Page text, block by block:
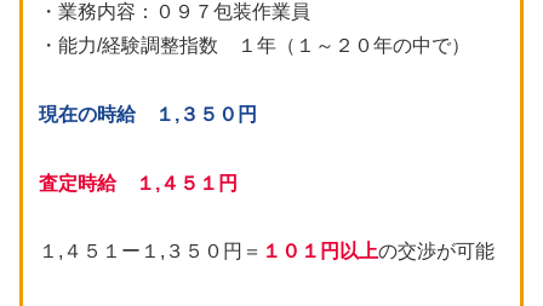
・業務内容：０９７包装作業員
・能力/経験調整指数 １年（１～２０年の中で）
現在の時給 １,３５０円
査定時給 １,４５１円
１,４５１ー１,３５０円＝ １０１円以上の交渉が可能